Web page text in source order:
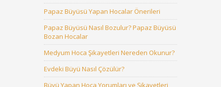
Papaz Büyüsü Yapan Hocalar Önerileri
Papaz Büyüsü Nasıl Bozulur? Papaz Büyüsü
Bozan Hocalar
Medyum Hoca Şikayetleri Nereden Okunur?
Evdeki Büyü Nasıl Çözülür?
Büyü Yapan Hoca Yorumları ve Şikayetleri